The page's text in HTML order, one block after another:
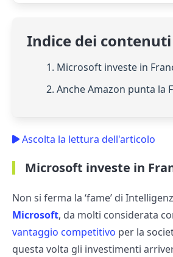
Indice dei contenuti
1. Microsoft investe in
2. Anche Amazon punta la
Ascolta la lettura dell'articolo
Microsoft investe in
Non si ferma la ‘fame’ di
Microsoft, da molti considerata
vantaggio competitivo per la
questa volta gli investimenti